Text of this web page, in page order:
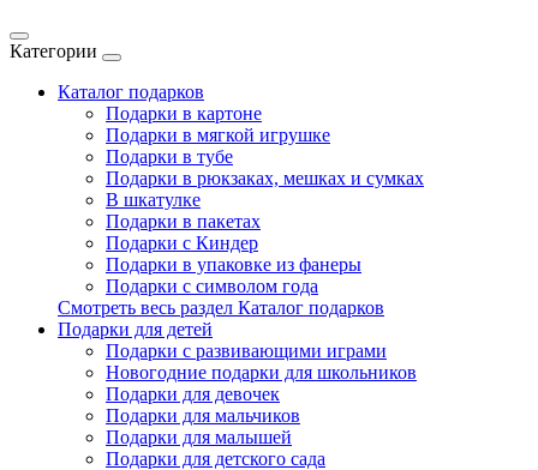
Категории
Каталог подарков
Подарки в картоне
Подарки в мягкой игрушке
Подарки в тубе
Подарки в рюкзаках, мешках и сумках
В шкатулке
Подарки в пакетах
Подарки с Киндер
Подарки в упаковке из фанеры
Подарки с символом года
Смотреть весь раздел Каталог подарков
Подарки для детей
Подарки с развивающими играми
Новогодние подарки для школьников
Подарки для девочек
Подарки для мальчиков
Подарки для малышей
Подарки для детского сада